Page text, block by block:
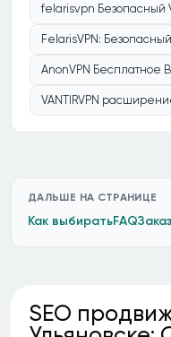
felarisvpn Безопасный
FelarisVPN:
AnonVPN
VANTIRVPN
ДАЛЬШЕ НА СТРАНИЦЕ
Как выбиратьFAQ
SEO